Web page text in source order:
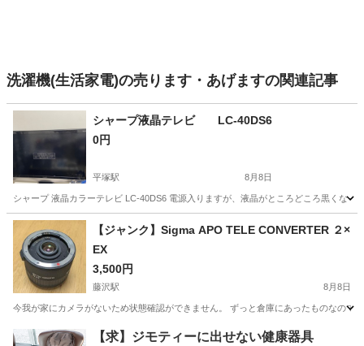
洗濯機(生活家電)の売ります・あげますの関連記事
シャープ液晶テレビ LC-40DS6
0円
平塚駅 8月8日
シャープ 液晶カラーテレビ LC-40DS6 電源入りますが、液晶がところどころ黒くな
神奈川 平塚市 平塚駅
【ジャンク】Sigma APO TELE CONVERTER ２×
EX
3,500円
藤沢駅 8月8日
今我が家にカメラがないため状態確認ができません。 ずっと倉庫にあったものなの
神奈川 藤沢市 藤沢駅 カメラ
【求】ジモティーに出せない健康器具